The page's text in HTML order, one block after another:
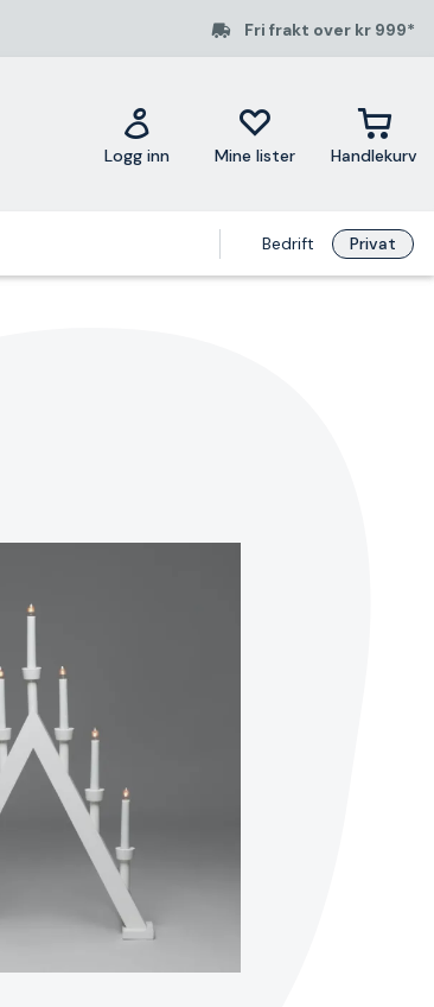
Fri frakt over kr 999*
Logg inn Mine lister Handlekurv
Bedrift Privat